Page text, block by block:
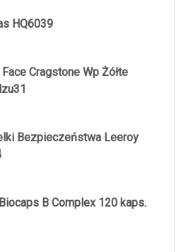
HQ6039
Cragstone Wp Żółte
Bezpieczeństwa Leeroy
B Complex 120 kaps.